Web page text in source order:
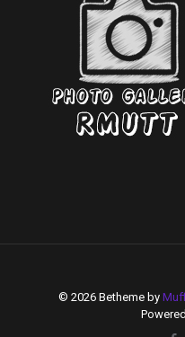
© 2026 Betheme by